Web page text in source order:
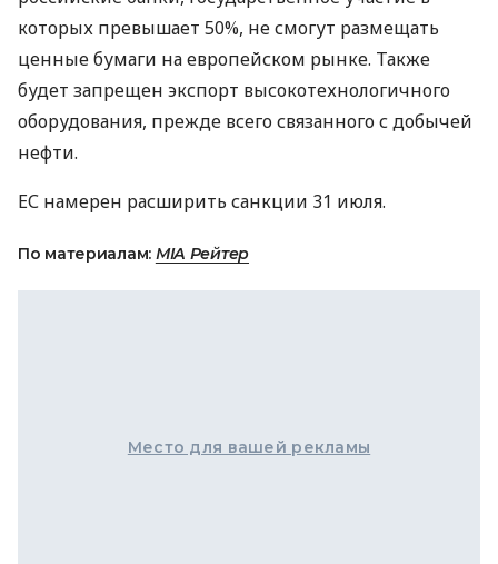
которых превышает 50%, не смогут размещать
ценные бумаги на европейском рынке. Также
будет запрещен экспорт высокотехнологичного
оборудования, прежде всего связанного с добычей
нефти.
ЕС намерен расширить санкции 31 июля.
По материалам: МIА Рейтер
Место для вашей рекламы